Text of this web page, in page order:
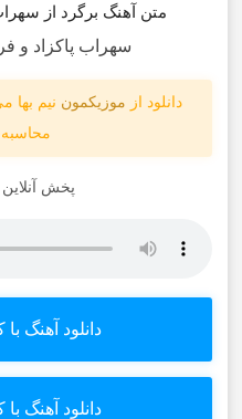
متن آهنگ برگرد از
سهراب پاکزاد و
دانلود از موزیکمون نیم
پخش
دانلود آهنگ با
دانلود آهنگ با